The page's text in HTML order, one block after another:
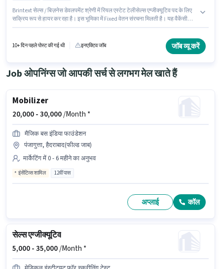
Brintext सेल्स / बिज़नेस डेवलपमेंट श्रेणी में रियल एस्टेट टेलीसेल्स एग्जीक्यूटिव पद के लिए
सक्रिय रूप से हायर कर रहा है। इस भूमिका में Fixed वेतन संरचना मिलती है। यह वैकेंसी
वर्षो वर्ष के अनुभव वाले के लिए खुली है, मासिक वेतन ₹12000 रहेगा।
10+ दिन पहले पोस्ट की गई थी इनएक्टिव जॉब जॉब व्यू करें
Job ओपनिंग्स जो आपकी सर्च से लगभग मेल खाते हैं
Mobilizer
20,000 -30,000/Month *
मैजिक बस इंडिया फाउंडेशन
पंजागुत्ता, हैदराबाद(फील्ड जाब)
मार्केटिंग में 0 - 6 महीने का अनुभव
इंसेंटिव्स शामिल 12वीं पास
अप्लाई कॉल
सेल्स एग्जीक्यूटिव
5,000 -35,000/Month *